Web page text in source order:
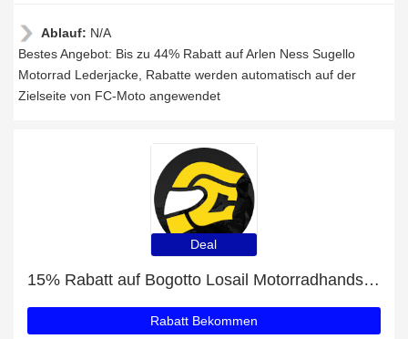
Ablauf: N/A
Bestes Angebot: Bis zu 44% Rabatt auf Arlen Ness Sugello
Motorrad Lederjacke, Rabatte werden automatisch auf der
Zielseite von FC-Moto angewendet
Deal
15% Rabatt auf Bogotto Losail Motorradhandschuhe
Rabatt Bekommen